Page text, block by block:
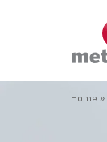
Home »